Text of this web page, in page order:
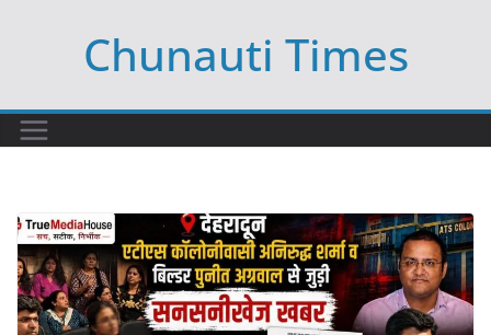
Chunauti Times